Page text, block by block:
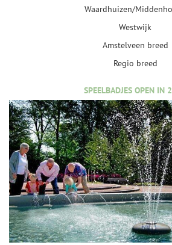
Waardhuizen/
Westwijk
Amstelveen breed
Regio breed
SPEELBADJES OPEN IN